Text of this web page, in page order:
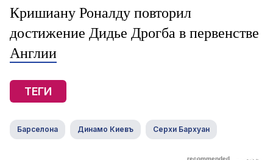
Кришиану Роналду повторил
достижение Дидье Дрогба в первенстве
Англии
ТЕГИ
Барселона Динамо Киевъ Серхи Бархуан